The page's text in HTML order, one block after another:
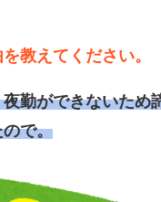
教えてください。
勤ができないため
ので。